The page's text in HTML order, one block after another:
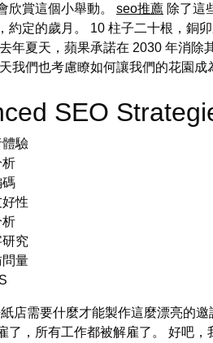
欣賞這個小舉動。 seo推薦 除了這
約定的歲月。 10 柱子二十根，銅
年夏天，蘋果承諾在 2030 年消
我們也考慮瞭如何讓我們的花園成
SEO
驗
析
碼
性
析
究
量
店需要什麼才能製作這麼漂亮的
了，所有工作都被解雇了。 好吧